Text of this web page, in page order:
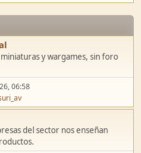
y wargames, sin foro
06:58
del sector nos enseñan